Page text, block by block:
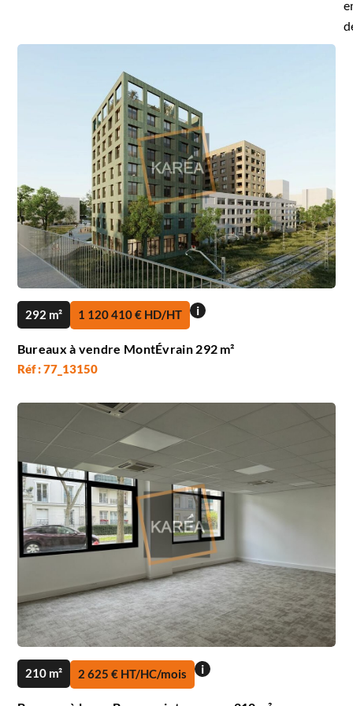
292 m² 1 120 410 € HD/HT i
Bureaux à vendre MontÉvrain 292 m²
Réf : 77_13150
210 m² 2 625 € HT/HC/mois i